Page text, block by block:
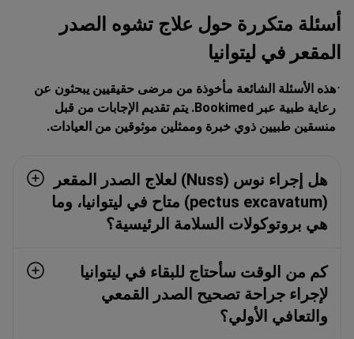
أسئلة متكررة حول علاج تشوه الصدر
المقعر في ليتوانيا
هذه الأسئلة الشائعة مأخوذة من مرضى حقيقيين يبحثون عن
رعاية طبية عبر Bookimed. يتم تقديم الإجابات من قبل
منسقين طبيين ذوي خبرة وممثلين موثوقين من العيادات.
هل إجراء نوس (Nuss) لعلاج الصدر المقعر
(pectus excavatum) متاح في ليتوانيا، وما
هي بروتوكولات السلامة الرئيسية؟
كم من الوقت سأحتاج للبقاء في ليتوانيا
لإجراء جراحة تصحيح الصدر القمعي
والتعافي الأولي؟